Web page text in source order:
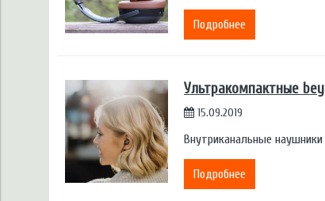
Подробнее
Ультракомпактные
15.09.2019
Внутриканальные
Подробнее